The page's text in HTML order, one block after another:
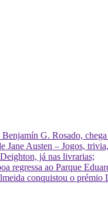
G. Rosado,
Jane Austen – Jogos,
já nas livrarias;
regressa ao Parque
conquistou o